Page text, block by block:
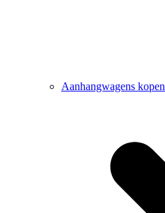
Aanhangwagens kopen